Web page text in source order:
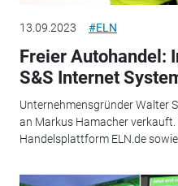
13.09.2023 #ELN
Freier Autohandel:
S&S Internet
Unternehmensgründer Walter
an Markus Hamacher verkauft.
Handelsplattform ELN.de sowie